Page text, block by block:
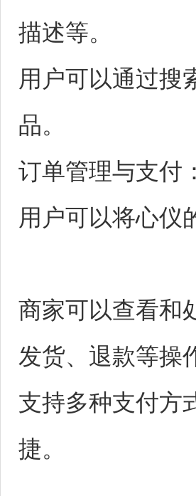
描述等。
用户可以通过搜
品。
订单管理与支付：
用户可以将心仪
商家可以查看和
发货、退款等操
支持多种支付方
捷。